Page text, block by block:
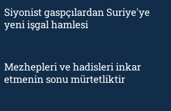
Siyonist gaspçılardan Suriye'ye
yeni işgal hamlesi
Mezhepleri ve hadisleri inkar
etmenin sonu mürtetliktir